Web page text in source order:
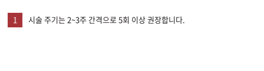
1 시술 주기는 2~3주 간격으로 5회 이상 권장합니다.